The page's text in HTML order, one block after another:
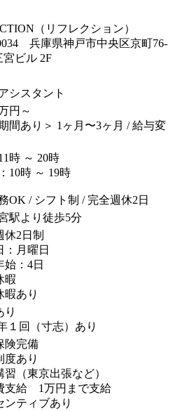
（リフレクション）
兵庫県神戸市中央区京町76-
宮ビル 2F
シスタント
円～
間あり＞ 1ヶ月〜3ヶ月 / 給与変
時 ～ 20時
10時 ～ 19時
OK / シフト制 / 完全週休2日
駅より徒歩5分
休2日制
：月曜日
始：4日
暇
暇あり
り
１回（寸志）あり
険完備
度あり
習（東京出張など）
支給 1万円まで支給
ンティブあり